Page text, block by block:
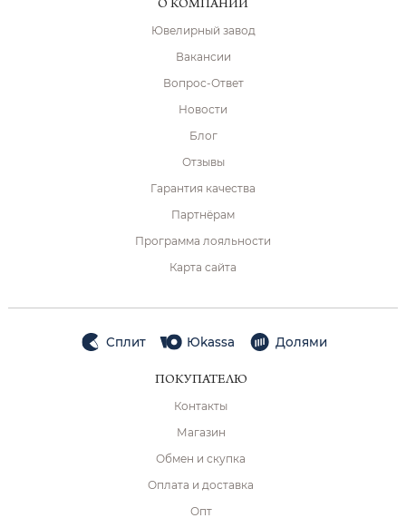
О КОМПАНИИ
Ювелирный завод
Вакансии
Вопрос-Ответ
Новости
Блог
Отзывы
Гарантия качества
Партнёрам
Программа лояльности
Карта сайта
Сплит Юkassa Долями
ПОКУПАТЕЛЮ
Контакты
Магазин
Обмен и скупка
Оплата и доставка
Опт